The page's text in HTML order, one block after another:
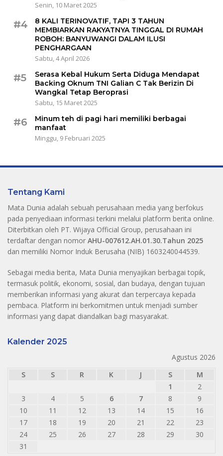
Senin, 10 Maret 2025
#4
8 KALI TERINOVATIF, TAPI 3 TAHUN
MEMBIARKAN RAKYATNYA TINGGAL DI RUMAH
ROBOH: BANYUWANGI DALAM ILUSI
PENGHARGAAN
Sabtu, 4 April 2026
#5
Serasa Kebal Hukum Serta Diduga Mendapat
Backing Oknum TNI Galian C Tak Berizin Di
Wangkal Tetap Beroprasi
Sabtu, 15 Maret 2025
#6
Minum teh di pagi hari memiliki berbagai
manfaat
Minggu, 9 Februari 2025
Tentang Kami
Mata Dunia adalah sebuah perusahaan media yang berfokus
pada penyediaan informasi terkini melalui platform berita online.
Diterbitkan oleh PT. Wijaya Official Group, perusahaan ini
terdaftar dengan nomor AHU-007612.AH.01.30.Tahun 2025
dan memiliki Nomor Induk Berusaha (NIB) 1603240044539.
Sebagai media berita, Mata Dunia menyajikan berbagai topik,
termasuk politik, ekonomi, sosial, dan budaya, dengan tujuan
memberikan informasi yang akurat dan terpercaya kepada
pembaca. Platform ini berkomitmen untuk menjadi sumber
informasi yang dapat diandalkan bagi masyarakat.
Kalender 2025
Agustus 2026
S
S R K J S
M
1
2
3
4 5 6 7 8
9
10
11 12 13 14 15
16
17
18 19 20 21 22
23
24
25 26 27 28 29
30
31